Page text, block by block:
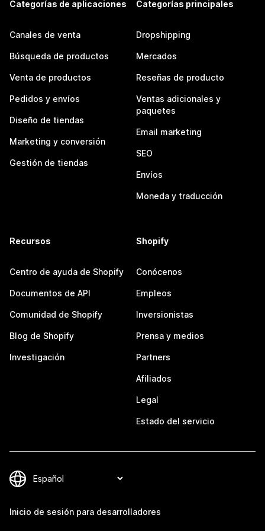
Categorías de aplicaciones
Canales de venta
Búsqueda de productos
Venta de productos
Pedidos y envíos
Diseño de tiendas
Marketing y conversión
Gestión de tiendas
Categorías principales
Dropshipping
Mercados
Reseñas de producto
Ventas adicionales y
paquetes
Email marketing
SEO
Envíos
Moneda y traducción
Recursos
Centro de ayuda de Shopify
Documentos de API
Comunidad de Shopify
Blog de Shopify
Investigación
Shopify
Conócenos
Empleos
Inversionistas
Prensa y medios
Partners
Afiliados
Legal
Estado del servicio
Inicio de sesión para desarrolladores